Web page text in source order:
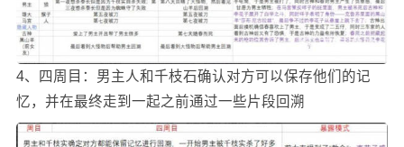
4、四周目：男主人和千枝石确认对方可以保存他们的记
忆，并在最终走到一起之前通过一些片段回溯